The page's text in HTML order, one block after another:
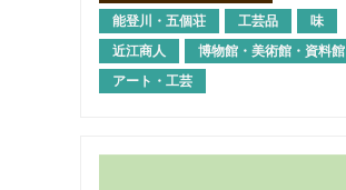
能登川・五個荘
工芸品
味
近江商人
博物館・美術館・資料館
アート・工芸